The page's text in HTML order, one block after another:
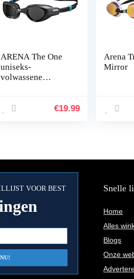
ARENA The One
uniseks-
volwassene
€19.99
Arena
Mirror
VOOR BEST Snelle
Home
Alles
Blogs
Onze